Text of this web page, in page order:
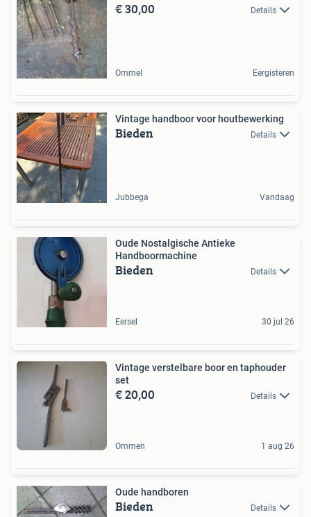
€ 30,00 Details
Ommel Eergisteren
Vintage handboor voor houtbewerking
Bieden Details
Jubbega Vandaag
Oude Nostalgische Antieke
Handboormachine
Bieden Details
Eersel 30 jul 26
Vintage verstelbare boor en taphouder
set
€ 20,00 Details
Ommen 1 aug 26
Oude handboren
Bieden Details